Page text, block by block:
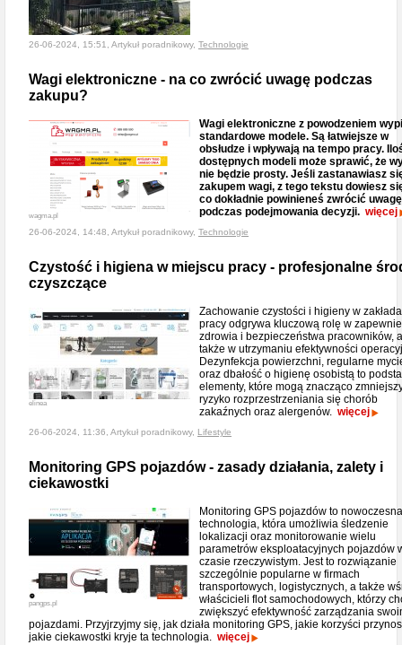
26-06-2024, 15:51, Artykuł poradnikowy, Technologie
Wagi elektroniczne - na co zwrócić uwagę podczas
zakupu?
wagma.pl
Wagi elektroniczne z powodzeniem
standardowe modele. Są łatwiejsze w
obsłudze i wpływają na tempo pracy.
dostępnych modeli może sprawić, że
nie będzie prosty. Jeśli zastanawiasz
zakupem wagi, z tego tekstu dowiesz
co dokładnie powinieneś zwrócić uwagę
podczas podejmowania decyzji. więcej
26-06-2024, 14:48, Artykuł poradnikowy, Technologie
Czystość i higiena w miejscu pracy - profesjonalne
czyszczące
elinea
Zachowanie czystości i higieny w
pracy odgrywa kluczową rolę w
zdrowia i bezpieczeństwa pracowników, a
także w utrzymaniu efektywności
Dezynfekcja powierzchni, regularne
oraz dbałość o higienę osobistą to
elementy, które mogą znacząco
ryzyko rozprzestrzeniania się chorób
zakaźnych oraz alergenów. więcej
26-06-2024, 11:36, Artykuł poradnikowy, Lifestyle
Monitoring GPS pojazdów - zasady działania, zalety i
ciekawostki
pangps.pl
Monitoring GPS pojazdów to nowoczesna
technologia, która umożliwia śledzenie
lokalizacji oraz monitorowanie wielu
parametrów eksploatacyjnych pojazdów
czasie rzeczywistym. Jest to rozwiązanie
szczególnie popularne w firmach
transportowych, logistycznych, a także
właścicieli flot samochodowych, którzy
zwiększyć efektywność zarządzania
pojazdami. Przyjrzyjmy się, jak działa monitoring GPS, jakie korzyści
jakie ciekawostki kryje ta technologia. więcej